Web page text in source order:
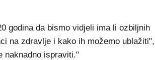
godina da bismo vidjeli ima li ozbiljnih
na zdravlje i kako ih možemo ublažiti",
naknadno ispraviti."